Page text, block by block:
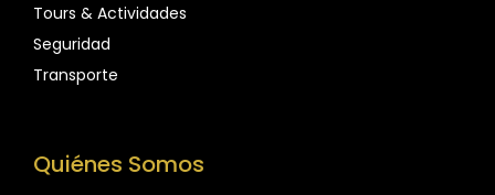
Tours & Actividades
Seguridad
Transporte
Quiénes Somos